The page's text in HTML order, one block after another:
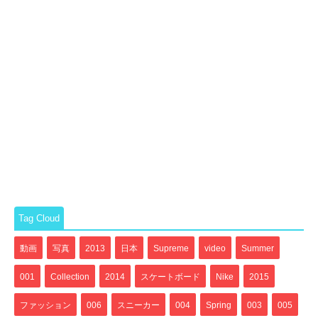
Tag Cloud
動画 写真 2013 日本 Supreme video Summer
001 Collection 2014 スケートボード Nike 2015
ファッション 006 スニーカー 004 Spring 003 005